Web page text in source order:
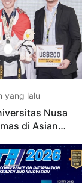
yang lalu
Nusa
di Asian
2026